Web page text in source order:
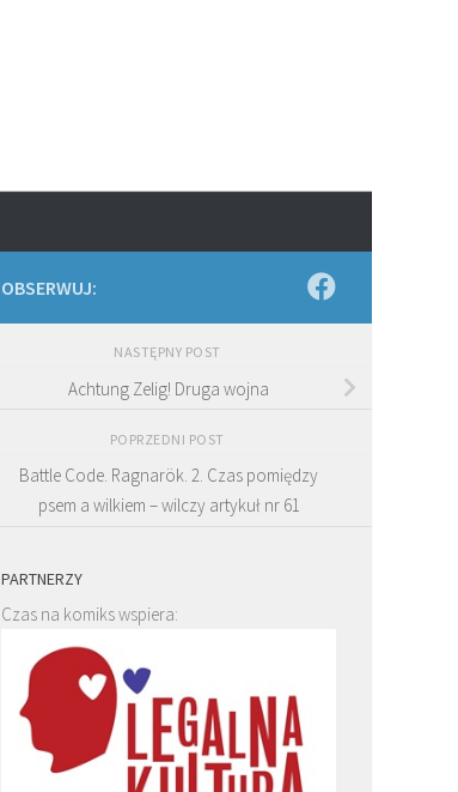
OBSERWUJ:
NASTĘPNY POST
Achtung Zelig! Druga wojna
POPRZEDNI POST
Battle Code. Ragnarök. 2. Czas pomiędzy
psem a wilkiem – wilczy artykuł nr 61
PARTNERZY
Czas na komiks wspiera: